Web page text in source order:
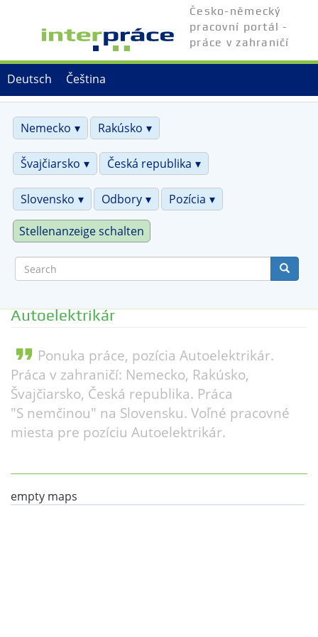
Čeština
Deutsch
Česko-německý
pracovní portál -
práce v zahraničí
Nemecko Rakúsko
Švajčiarsko Česká republika
Slovensko Odbory Pozícia
Stellenanzeige schalten
Autoelektrikár
format_quote Ponuka práce, pozícia Autoelektrikár.
Práca v zahraničí: Nemecko, Rakúsko,
Švajčiarsko, Česká republika. Práca
"S nemčinou" na Slovensku. Voľné pracovné
miesta pre pozíciu Autoelektrikár.
empty maps